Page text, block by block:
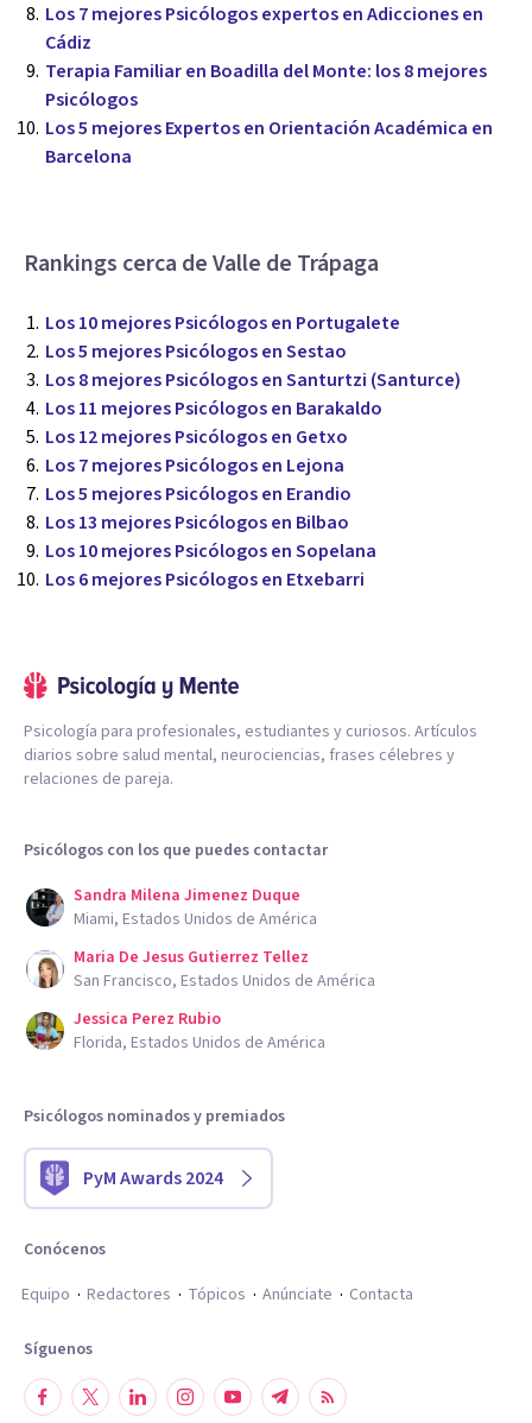
Los 7 mejores Psicólogos expertos en Adicciones en
Cádiz
Terapia Familiar en Boadilla del Monte: los 8 mejores
Psicólogos
Los 5 mejores Expertos en Orientación Académica en
Barcelona
Rankings cerca de Valle de Trápaga
Los 10 mejores Psicólogos en Portugalete
Los 5 mejores Psicólogos en Sestao
Los 8 mejores Psicólogos en Santurtzi (Santurce)
Los 11 mejores Psicólogos en Barakaldo
Los 12 mejores Psicólogos en Getxo
Los 7 mejores Psicólogos en Lejona
Los 5 mejores Psicólogos en Erandio
Los 13 mejores Psicólogos en Bilbao
Los 10 mejores Psicólogos en Sopelana
Los 6 mejores Psicólogos en Etxebarri
Psicología para profesionales, estudiantes y curiosos. Artículos
diarios sobre salud mental, neurociencias, frases célebres y
relaciones de pareja.
Psicólogos con los que puedes contactar
Sandra Milena Jimenez Duque
Miami, Estados Unidos de América
Maria De Jesus Gutierrez Tellez
San Francisco, Estados Unidos de América
Jessica Perez Rubio
Florida, Estados Unidos de América
Psicólogos nominados y premiados
PyM Awards 2024
Conócenos
Equipo
Redactores Tópicos Anúnciate Contacta
Síguenos